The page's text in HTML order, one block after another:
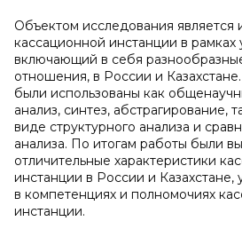
Объектом исследования является
кассационной инстанции в рамках
включающий в себя
отношения, в России и
были использованы как
анализ, синтез, абстрагирование,
виде структурного анализа и
анализа. По итогам работы были
отличительные характеристики
инстанции в России и Казахстане,
в компетенциях и полномочиях
инстанции.